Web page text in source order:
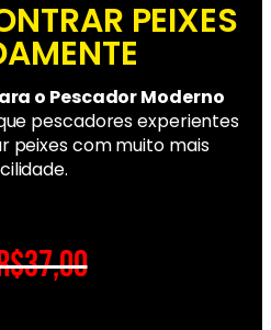
PEIXES
o Pescador Moderno
pescadores experientes
peixes com muito mais